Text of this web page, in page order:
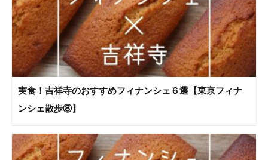
実食！吉祥寺のおすすめフィナンシェ６選【東京フィナ
ンシェ散歩⑧】